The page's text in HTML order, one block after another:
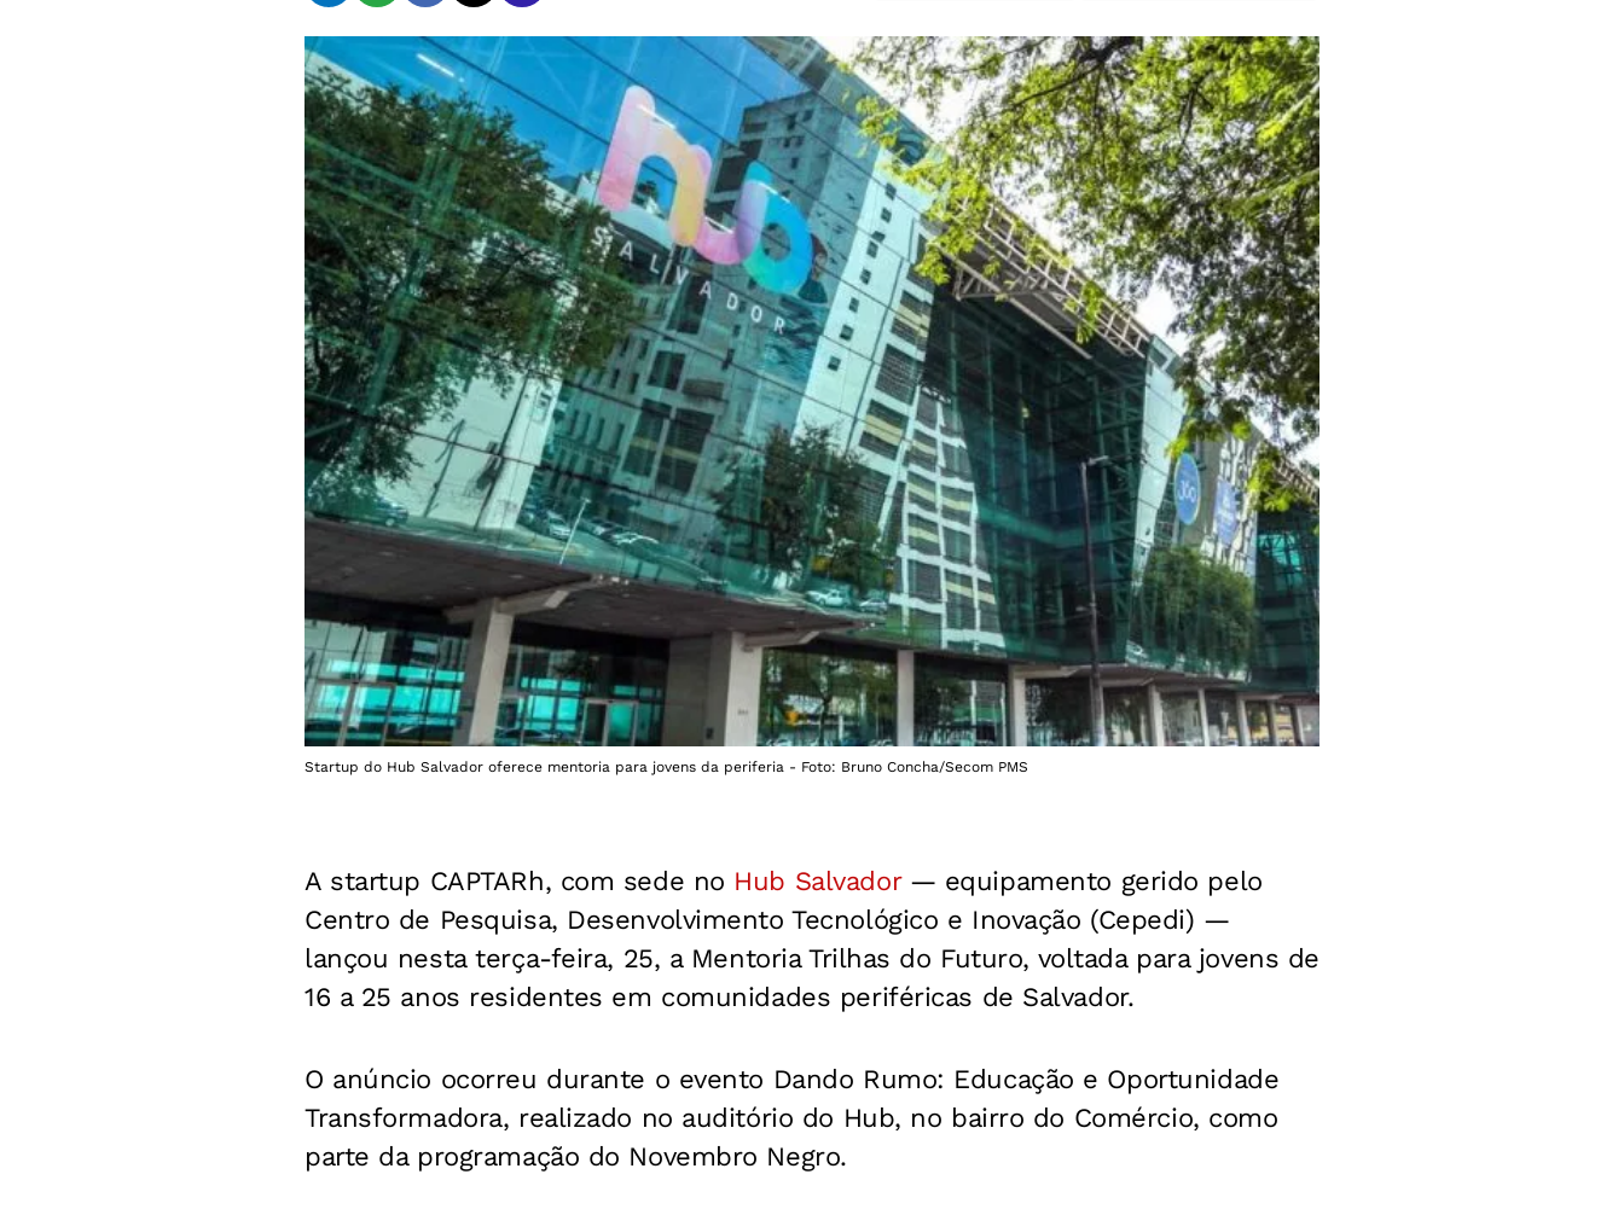
Startup do Hub Salvador oferece mentoria para jovens da periferia - Foto: Bruno Concha/Secom PMS
A startup CAPTARh, com sede no Hub Salvador— equipamento gerido pelo
Centro de Pesquisa, Desenvolvimento Tecnológico e Inovação (Cepedi) —
lançou nesta terça-feira, 25, a Mentoria Trilhas do Futuro, voltada para jovens de
16 a 25 anos residentes em comunidades periféricas de Salvador.
O anúncio ocorreu durante o evento Dando Rumo: Educação e Oportunidade
Transformadora, realizado no auditório do Hub, no bairro do Comércio, como
parte da programação do Novembro Negro.